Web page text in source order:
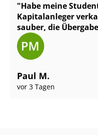
Habe meine
Kapitalanleger
sauber, die
Paul M.
vor 3 Tagen